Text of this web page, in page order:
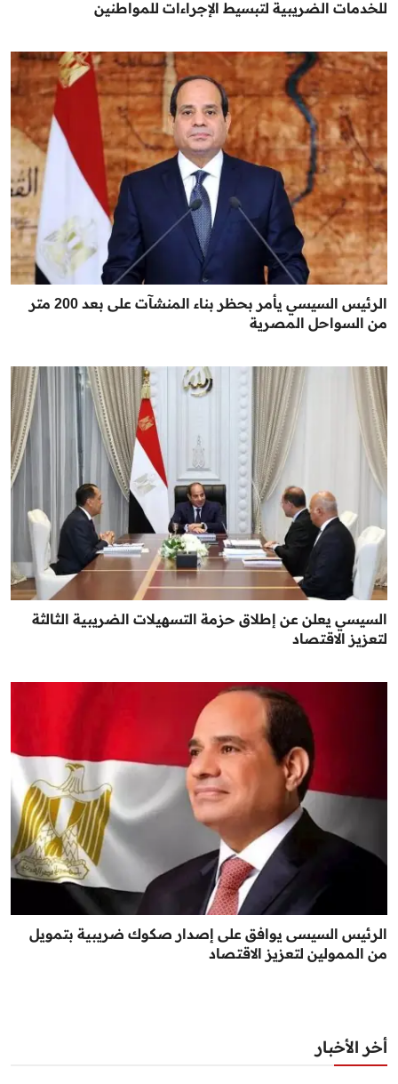
للخدمات الضريبية لتبسيط الإجراءات للمواطنين
الرئيس السيسي يأمر بحظر بناء المنشآت على بعد 200 متر
من السواحل المصرية
السيسي يعلن عن إطلاق حزمة التسهيلات الضريبية الثالثة
لتعزيز الاقتصاد
الرئيس السيسى يوافق على إصدار صكوك ضريبية بتمويل
من الممولين لتعزيز الاقتصاد
أخر الأخبار